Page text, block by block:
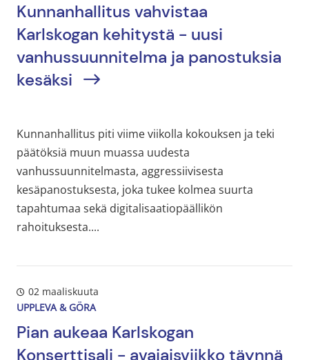
Kunnanhallitus vahvistaa
Karlskogan kehitystä - uusi
vanhussuunnitelma ja panostuksia
kesäksi
Kunnanhallitus piti viime viikolla kokouksen ja teki
päätöksiä muun muassa uudesta
vanhussuunnitelmasta, aggressiivisesta
kesäpanostuksesta, joka tukee kolmea suurta
tapahtumaa sekä digitalisaatiopäällikön
rahoituksesta....
02 maaliskuuta
UPPLEVA & GÖRA
Pian aukeaa Karlskogan
Konserttisali - avajaisviikko täynnä